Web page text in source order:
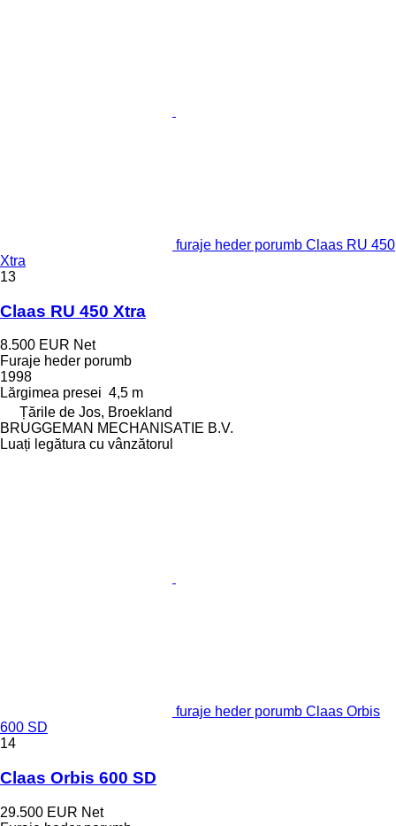
furaje heder porumb Claas RU 450
Xtra
13
Claas RU 450 Xtra
8.500 EUR Net
Furaje heder porumb
1998
Lărgimea presei 4,5 m
Țările de Jos, Broekland
BRUGGEMAN MECHANISATIE B.V.
Luați legătura cu vânzătorul
furaje heder porumb Claas Orbis
600 SD
14
Claas Orbis 600 SD
29.500 EUR Net